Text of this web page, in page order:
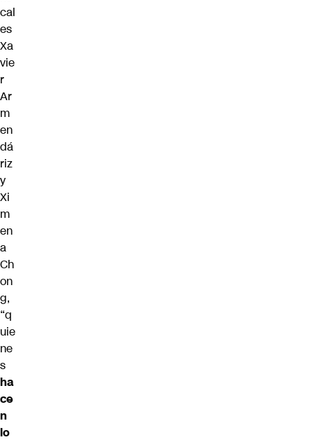
cal
es
Xa
vie
r
Ar
m
en
dá
riz
y
Xi
m
en
a
Ch
on
g,
“q
uie
ne
s
ha
ce
n
lo